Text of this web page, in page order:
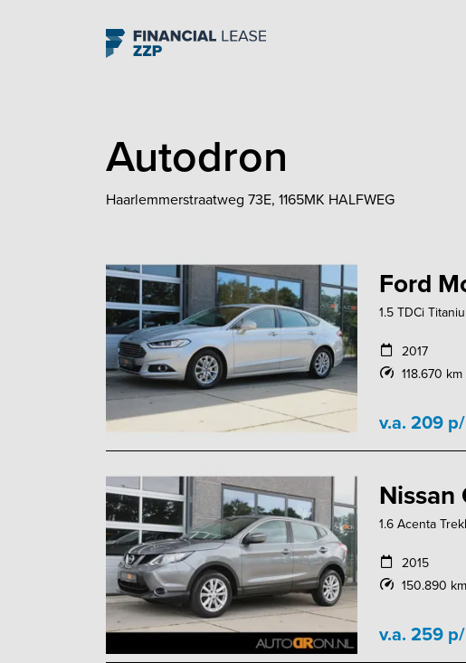
Navigation
Autodron
Haarlemmerstraatweg 73E, 1165MK HALFWEG
Ford
1.5 TDCi
2017
118.670 km
v.a. 209
Nissan
1.6 Acenta
2015
150.890 km
v.a. 259